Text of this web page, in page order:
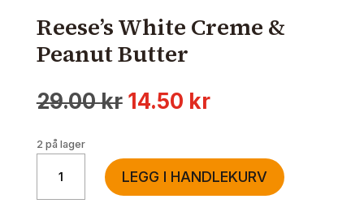
Reese’s White Creme &
Peanut Butter
29.00kr Opprinnelig
29.00 kr.
14.50 krNåværende
14.50 kr.
2 på lager
White
Creme
LEGG I HANDLEKURV